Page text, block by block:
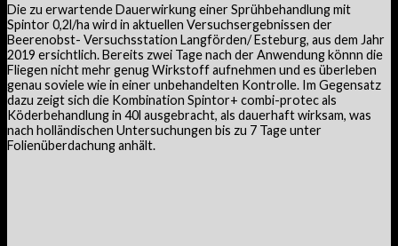
Die zu erwartende Dauerwirkung einer Sprühbehandlung mit
Spintor 0,2l/ha wird in aktuellen Versuchsergebnissen der
Beerenobst- Versuchsstation Langförden/ Esteburg, aus dem Jahr
2019 ersichtlich. Bereits zwei Tage nach der Anwendung könnn die
Fliegen nicht mehr genug Wirkstoff aufnehmen und es überleben
genau soviele wie in einer unbehandelten Kontrolle. Im Gegensatz
dazu zeigt sich die Kombination Spintor+ combi-protec als
Köderbehandlung in 40l ausgebracht, als dauerhaft wirksam, was
nach holländischen Untersuchungen bis zu 7 Tage unter
Folienüberdachung anhält.